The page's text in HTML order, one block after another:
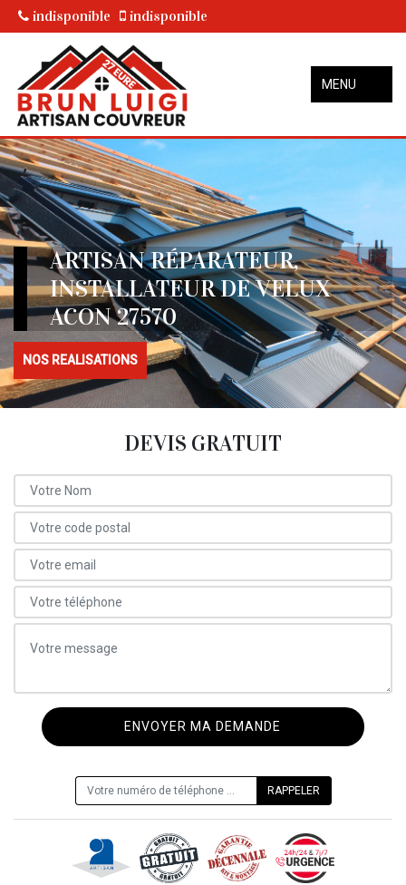
indisponible indisponible
MENU
ARTISAN RÉPARATEUR,
INSTALLATEUR DE VELUX
ACON 27570
NOS REALISATIONS
DEVIS GRATUIT